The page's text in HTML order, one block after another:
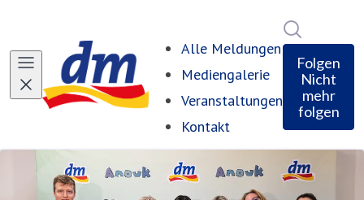
Alle Meldungen
Mediengalerie
Veranstaltungen
Kontakt
Folgen
Nicht
mehr
folgen